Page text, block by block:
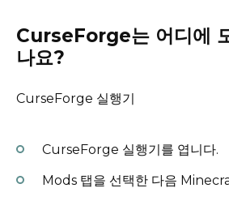
CurseForge는 어디에
나요?
CurseForge 실행기
CurseForge 실행기를 엽니다.
Mods 탭을 선택한 다음